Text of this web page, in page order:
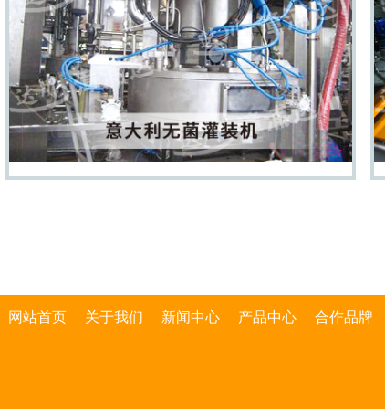
网站首页 关于我们 新闻中心 产品中心 合作品牌